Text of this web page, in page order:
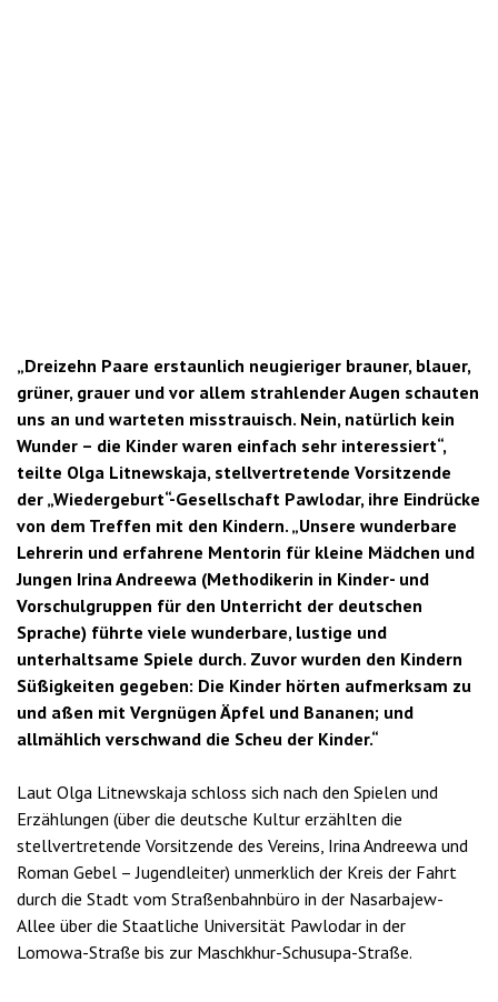
„Dreizehn Paare erstaunlich neugieriger brauner, blauer,
grüner, grauer und vor allem strahlender Augen schauten
uns an und warteten misstrauisch. Nein, natürlich kein
Wunder – die Kinder waren einfach sehr interessiert“,
teilte Olga Litnewskaja, stellvertretende Vorsitzende
der „Wiedergeburt“-Gesellschaft Pawlodar, ihre Eindrücke
von dem Treffen mit den Kindern. „Unsere wunderbare
Lehrerin und erfahrene Mentorin für kleine Mädchen und
Jungen Irina Andreewa (Methodikerin in Kinder- und
Vorschulgruppen für den Unterricht der deutschen
Sprache) führte viele wunderbare, lustige und
unterhaltsame Spiele durch. Zuvor wurden den Kindern
Süßigkeiten gegeben: Die Kinder hörten aufmerksam zu
und aßen mit Vergnügen Äpfel und Bananen; und
allmählich verschwand die Scheu der Kinder.“
Laut Olga Litnewskaja schloss sich nach den Spielen und
Erzählungen (über die deutsche Kultur erzählten die
stellvertretende Vorsitzende des Vereins, Irina Andreewa und
Roman Gebel – Jugendleiter) unmerklich der Kreis der Fahrt
durch die Stadt vom Straßenbahnbüro in der Nasarbajew-
Allee über die Staatliche Universität Pawlodar in der
Lomowa-Straße bis zur Maschkhur-Schusupa-Straße.